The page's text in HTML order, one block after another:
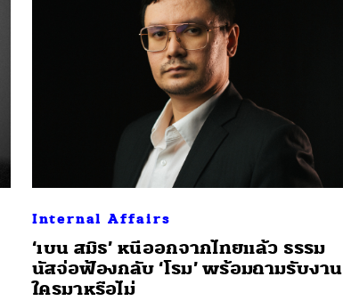
Internal Affairs
‘เบน สมิธ’ หนีออกจากไทยแล้ว ธรรม
นัสจ่อฟ้องกลับ ‘โรม’ พร้อมถามรับงาน
ใครมาหรือไม่